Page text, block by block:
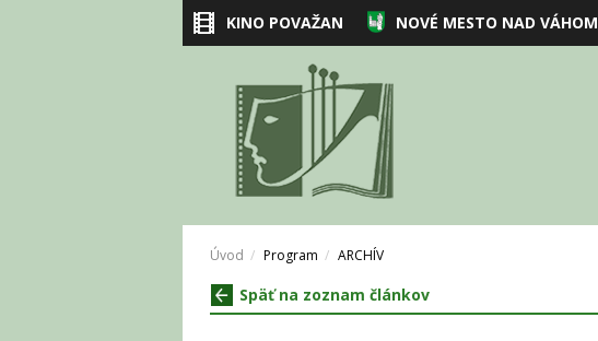
KINO POVAŽAN NOVÉ MESTO NAD VÁHOM
Úvod Program ARCHÍV
Späť na zoznam článkov